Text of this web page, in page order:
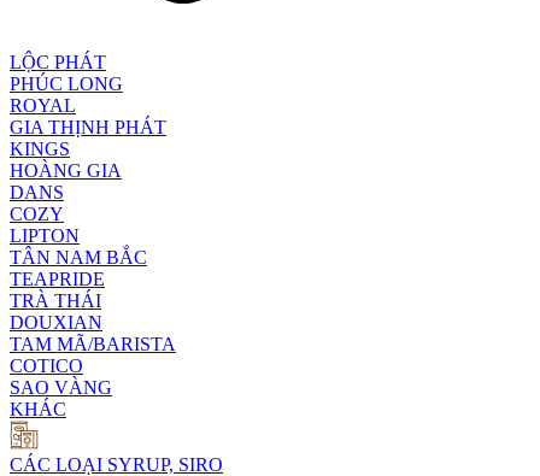
LỘC PHÁT
PHÚC LONG
ROYAL
GIA THỊNH PHÁT
KINGS
HOÀNG GIA
DANS
COZY
LIPTON
TÂN NAM BẮC
TEAPRIDE
TRÀ THÁI
DOUXIAN
TAM MÃ/BARISTA
COTICO
SAO VÀNG
KHÁC
CÁC LOẠI SYRUP, SIRO